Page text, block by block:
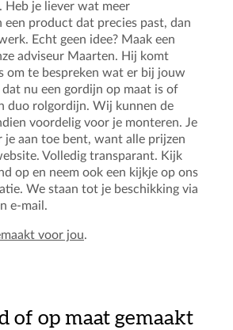
Heb je liever wat meer
een product dat precies past, dan
Echt geen idee? Maak een
adviseur Maarten. Hij komt
om te bespreken wat er bij jouw
nu een gordijn op maat is of
duo rolgordijn. Wij kunnen de
voordelig voor je monteren. Je
aan toe bent, want alle prijzen
Volledig transparant. Kijk
op en neem ook een kijkje op ons
We staan tot je beschikking via
e-mail.
voor jou.
of op maat gemaakt